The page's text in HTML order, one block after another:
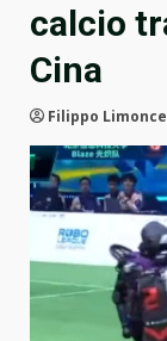
calcio
Cina
Filippo